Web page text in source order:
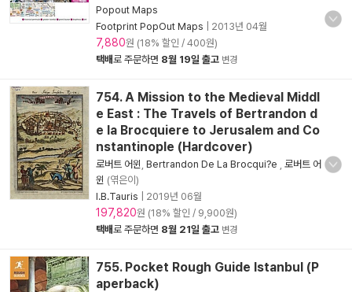
Popout Maps
Footprint PopOut Maps
2013년 04월
7,880원 (18% 할인 / 400원)
택배로 주문하면 8월 19일 출고 변경
754. A Mission to the Medieval Middl
e East : The Travels of Bertrandon d
e la Brocquiere to Jerusalem and Co
nstantinople (Hardcover)
로버트 어윈 Bertrandon De La Brocqui?e
로버트 어
윈 (엮은이)
I.B.Tauris
2019년 06월
197,820원 (18% 할인 / 9,900원)
택배로 주문하면 8월 21일 출고 변경
755. Pocket Rough Guide Istanbul (P
aperback)